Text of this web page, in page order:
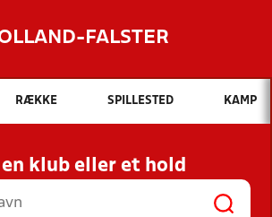
FALSTER
Hvad vil du søge efter?
INDHOLD OG NYHEDER
RESULTATER, KLUBBER OG
HOLD
RÆKKE SPILLESTED KAMP
en klub eller et hold